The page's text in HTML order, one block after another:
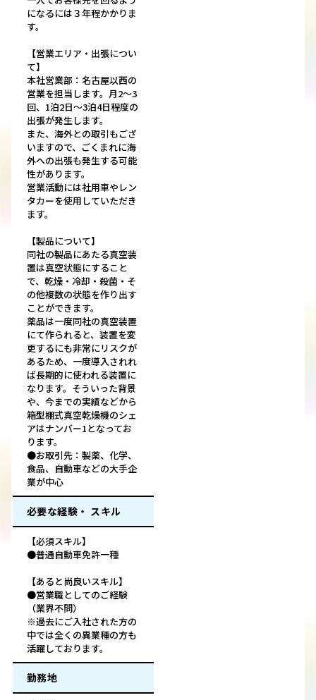
になるには３年程かかりま
す。
【営業エリア・出張につい
て】
本社営業部：名古屋以西の
営業を担当します。月2～3
回、1泊2日～3泊4日程度の
出張が発生します。
また、海外との取引もござ
いますので、ごくまれに海
外への出張も発生する可能
性があります。
営業活動には社用車やレン
タカーを使用していただき
ます。
【製品について】
同社の製品にあたる真空装
置は真空状態にすること
で、乾燥・冷却・殺菌・そ
の他複数の状態を作り出す
ことができます。
薬品は一度同社の真空装置
にて作られると、装置を変
更するにも非常にリスクが
あるため、一度導入されれ
ば長期的に使われる装置に
なります。そういった背景
や、今までの実績などから
箱型棚式真空乾燥機のシェ
アはナンバー1となってお
ります。
●お取引先：製薬、化学、
食品、自動車などの大手企
業が中心
必要な経験・ スキル
【必須スキル】
●普通自動車免許一種
【あると尚良いスキル】
●営業職としてのご経験
（業界不問）
※過去にご入社された方の
中では全くの異業種の方も
活躍しております。
勤務地